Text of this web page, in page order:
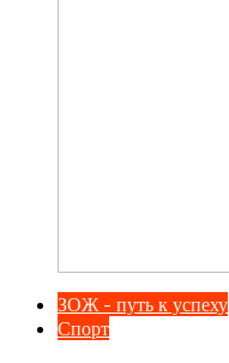
ЗОЖ - путь к успеху
Спорт